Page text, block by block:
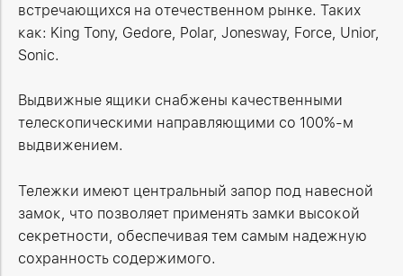
встречающихся на отечественном рынке. Таких
как: King Tony, Gedore, Polar, Jonesway, Force, Unior,
Sonic.
Выдвижные ящики снабжены качественными
телескопическими направляющими со 100%-м
выдвижением.
Тележки имеют центральный запор под навесной
замок, что позволяет применять замки высокой
секретности, обеспечивая тем самым надежную
сохранность содержимого.